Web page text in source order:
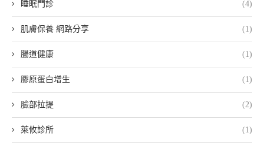
睡眠門診 (4)
肌膚保養 網路分享 (1)
腸道健康 (1)
膠原蛋白增生 (1)
臉部拉提 (2)
萊攸診所 (1)